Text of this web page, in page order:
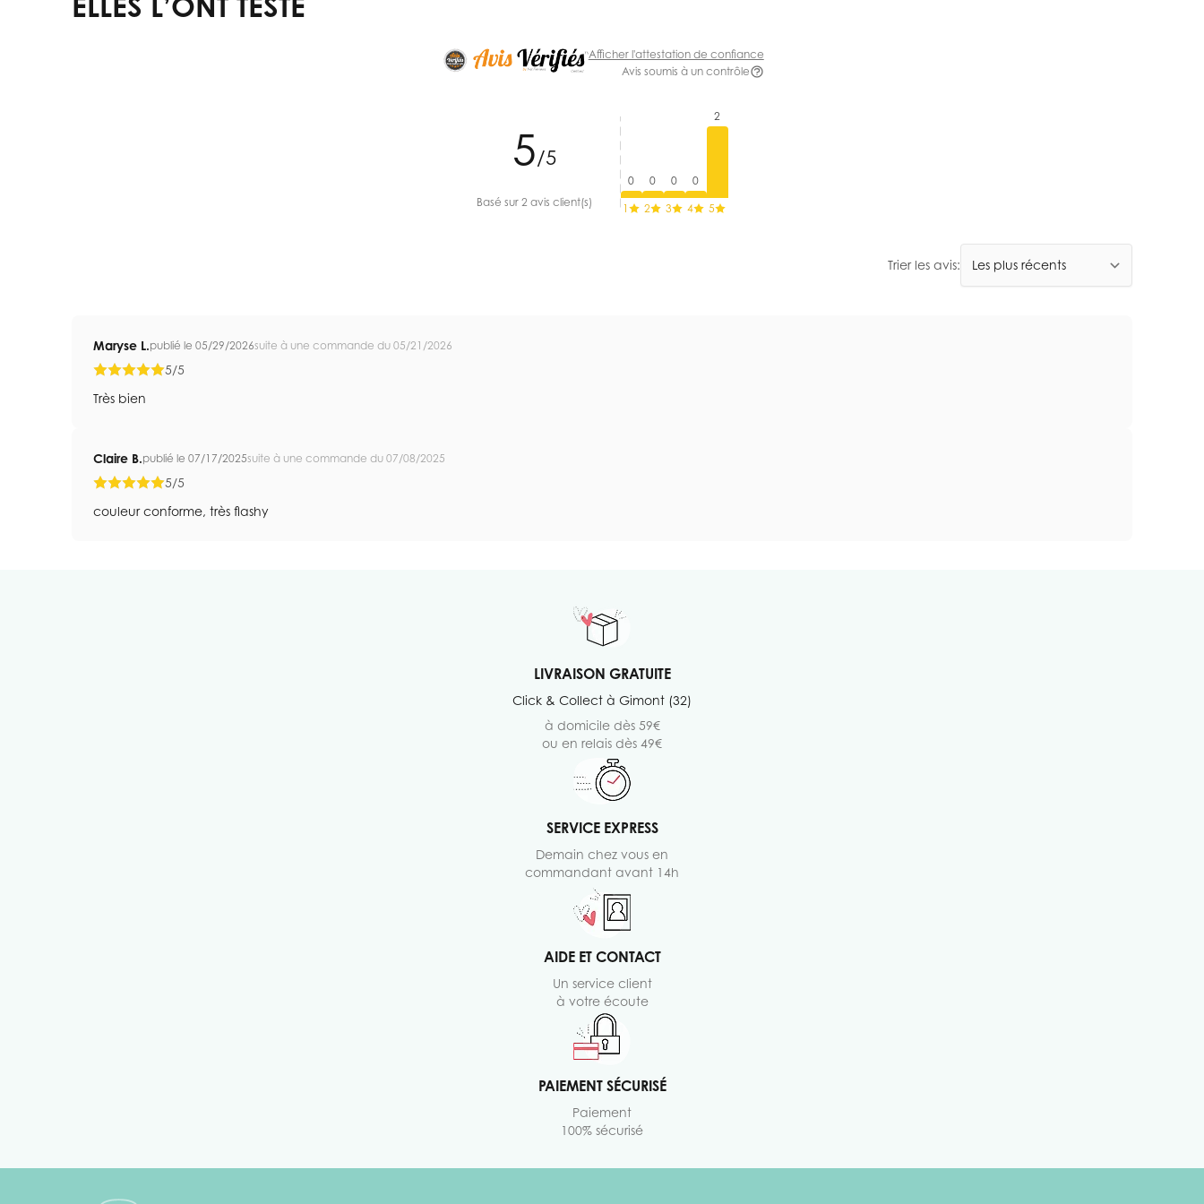
Afficher l'attestation de confiance
Avis soumis à un contrôle
5/5
Basé sur 2 avis client(s)
0
1
0
2
0
3
0
4
2
5
Trier les avis:
Maryse L.publié le 05/29/2026suite à une commande du 05/21/2026
5/5
Très bien
Claire B.publié le 07/17/2025suite à une commande du 07/08/2025
5/5
couleur conforme, très flashy
LIVRAISON GRATUITE
Click & Collect à Gimont (32)
à domicile dès 59€
ou en relais dès 49€
SERVICE EXPRESS
Demain chez vous en
commandant avant 14h
AIDE ET CONTACT
Un service client
à votre écoute
PAIEMENT SÉCURISÉ
Paiement
100% sécurisé